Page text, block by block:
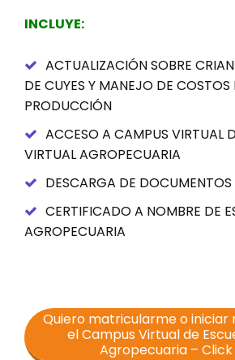
INCLUYE:
ACTUALIZACIÓN SOBRE
DE CUYES Y MANEJO DE COSTOS
PRODUCCIÓN
ACCESO A CAMPUS VIRTUAL
VIRTUAL AGROPECUARIA
DESCARGA DE DOCUMENTOS
CERTIFICADO A NOMBRE DE
AGROPECUARIA
Quiero matricularme o iniciar
el Campus Virtual de
Agropecuaria – Click